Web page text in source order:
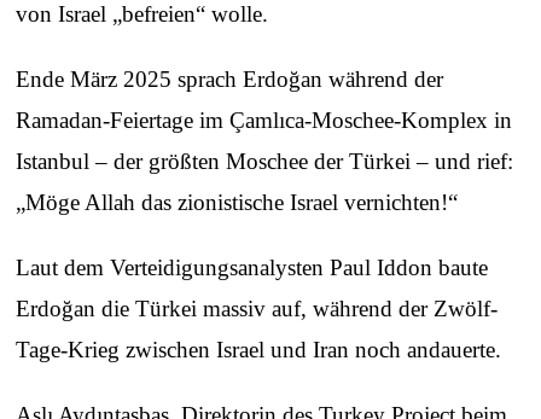
von Israel „befreien“ wolle.
Ende März 2025 sprach Erdoğan während der
Ramadan-Feiertage im Çamlıca‑Moschee‑Komplex in
Istanbul – der größten Moschee der Türkei – und rief:
„Möge Allah das zionistische Israel vernichten!“
Laut dem Verteidigungsanalysten Paul Iddon baute
Erdoğan die Türkei massiv auf, während der Zwölf-
Tage-Krieg zwischen Israel und Iran noch andauerte.